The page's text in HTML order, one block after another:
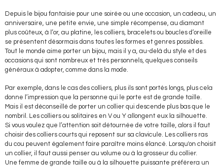
Depuis le bijou fantaisie pour une soirée ou une occasion, un cadeau, un
anniversaire, une petite envie, une simple récompense, au diamant
plus coûteux, à l’or, au platine, les colliers, bracelets ou boucles d’oreille
se présentent désormais dans toutes les formes et genres possibles.
Tout le monde aime porter un bijou, mais il y a, au-delà du style et des
occasions qui sont nombreux et très personnels, quelques conseils
généraux à adopter, comme dans la mode.
Par exemple, dans le cas des colliers, plus ils sont portés longs, plus cela
donne l’impression que la personne qui le porte est de grande taille.
Mais il est déconseillé de porter un collier qui descende plus bas que le
nombril. Les colliers ou solitaires en V ou Y allongent eux la silhouette.
Si vous voulez que l’attention soit détournée de votre taille, alors il faut
choisir des colliers courts qui reposent sur sa clavicule. Les colliers ras
du cou peuvent également faire paraître moins élancé. Lorsqu'on choisit
un collier, il faut aussi penser au volume ou à la grosseur du collier.
Une femme de grande taille ou à la silhouette puissante préfèrera un